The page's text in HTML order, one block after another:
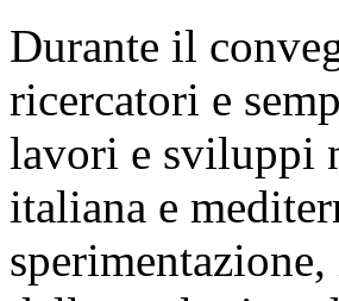
Durante il
ricercatori e
lavori e sviluppi
italiana e